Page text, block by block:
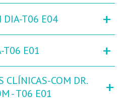
DIA-T06 E04 +
T06 E01 +
CLÍNICAS-COM DR.
- T06 E01
+